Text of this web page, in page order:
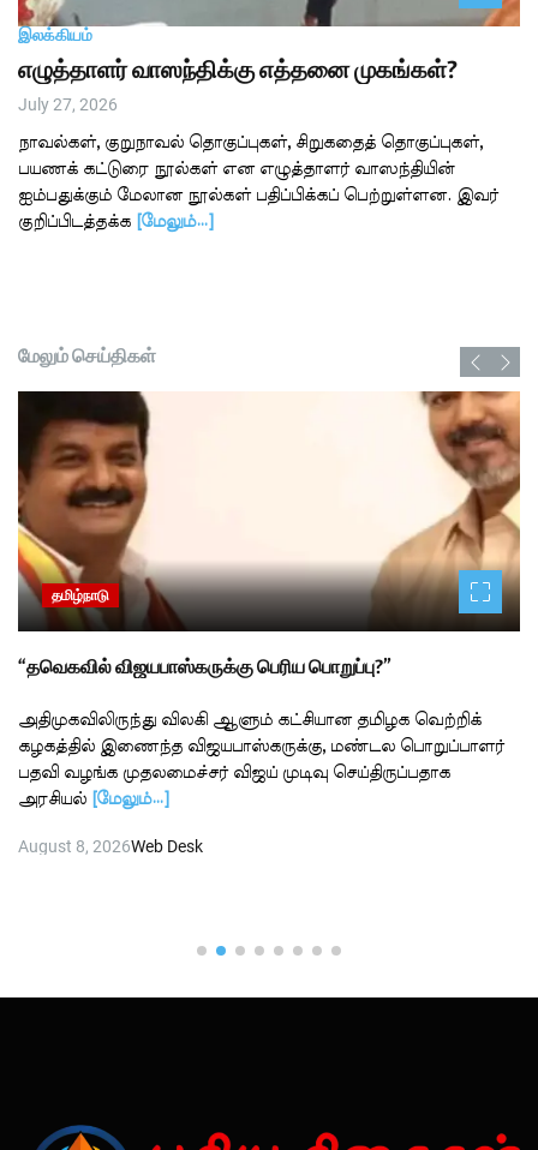
இலக்கியம்
எழுத்தாளர் வாஸந்திக்கு எத்தனை முகங்கள்?
July 27, 2026
நாவல்கள், குறுநாவல் தொகுப்புகள், சிறுகதைத் தொகுப்புகள்,
பயணக் கட்டுரை நூல்கள் என எழுத்தாளர் வாஸந்தியின்
ஐம்பதுக்கும் மேலான நூல்கள் பதிப்பிக்கப் பெற்றுள்ளன. இவர்
குறிப்பிடத்தக்க
[மேலும்…]
மேலும் செய்திகள்
தமிழ்நாடு
“தவெகவில் விஜயபாஸ்கருக்கு பெரிய பொறுப்பு?”
அதிமுகவிலிருந்து விலகி ஆளும் கட்சியான தமிழக வெற்றிக்
கழகத்தில் இணைந்த விஜயபாஸ்கருக்கு, மண்டல பொறுப்பாளர்
பதவி வழங்க முதலமைச்சர் விஜய் முடிவு செய்திருப்பதாக
அரசியல்
[மேலும்…]
August 8, 2026Web Desk